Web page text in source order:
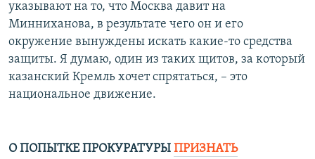
указывают на то, что Москва давит на
Минниханова, в результате чего он и его
окружение вынуждены искать какие-то средства
защиты. Я думаю, один из таких щитов, за который
казанский Кремль хочет спрятаться, – это
национальное движение.
О ПОПЫТКЕ ПРОКУРАТУРЫ ПРИЗНАТЬ